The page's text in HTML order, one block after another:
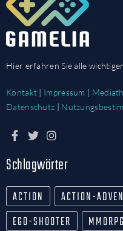
Hier erfahren Sie alle
Kontakt | Impressum |
Datenschutz |
Schlagwörter
ACTION ACTION-
EGO-SHOOTER
MMORPG